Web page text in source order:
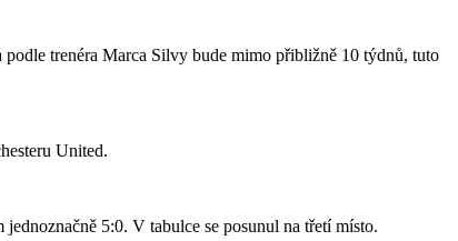
trenéra Marca Silvy bude mimo přibližně 10 týdnů, tuto
United.
5:0. V tabulce se posunul na třetí místo.